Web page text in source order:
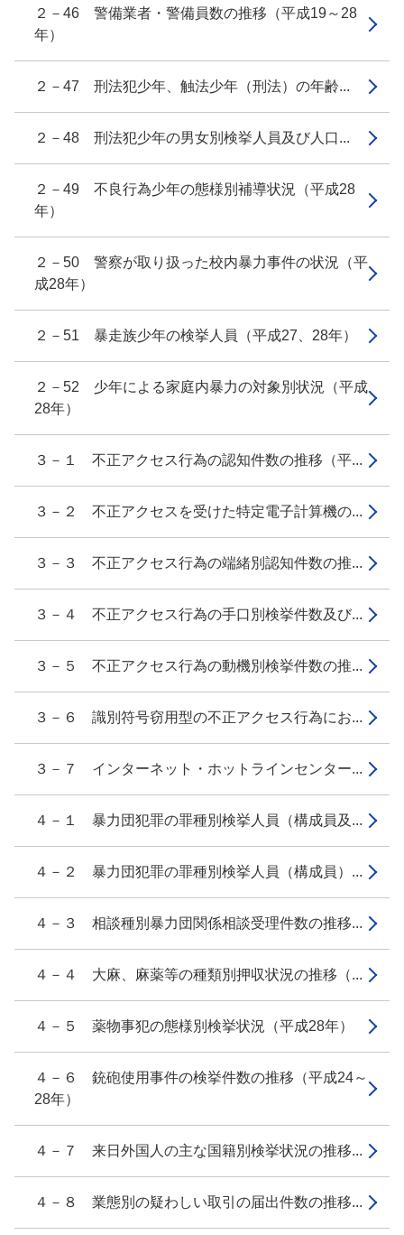
２－46 警備業者・警備員数の推移（平成19～28
年）
２－47 刑法犯少年、触法少年（刑法）の年齢...
２－48 刑法犯少年の男女別検挙人員及び人口...
２－49 不良行為少年の態様別補導状況（平成28
年）
２－50 警察が取り扱った校内暴力事件の状況（平
成28年）
２－51 暴走族少年の検挙人員（平成27、28年）
２－52 少年による家庭内暴力の対象別状況（平成
28年）
３－１ 不正アクセス行為の認知件数の推移（平...
３－２ 不正アクセスを受けた特定電子計算機の...
３－３ 不正アクセス行為の端緒別認知件数の推...
３－４ 不正アクセス行為の手口別検挙件数及び...
３－５ 不正アクセス行為の動機別検挙件数の推...
３－６ 識別符号窃用型の不正アクセス行為にお...
３－７ インターネット・ホットラインセンター...
４－１ 暴力団犯罪の罪種別検挙人員（構成員及...
４－２ 暴力団犯罪の罪種別検挙人員（構成員）...
４－３ 相談種別暴力団関係相談受理件数の推移...
４－４ 大麻、麻薬等の種類別押収状況の推移（...
４－５ 薬物事犯の態様別検挙状況（平成28年）
４－６ 銃砲使用事件の検挙件数の推移（平成24～
28年）
４－７ 来日外国人の主な国籍別検挙状況の推移...
４－８ 業態別の疑わしい取引の届出件数の推移...